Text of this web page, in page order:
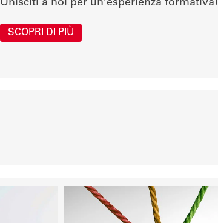
Unisciti a noi per un’esperienza formativa!
SCOPRI DI PIÙ